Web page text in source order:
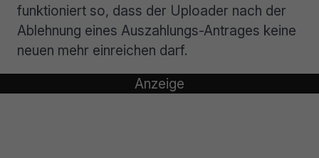
funktioniert so, dass der Uploader nach der
Ablehnung eines Auszahlungs-Antrages keine
neuen mehr einreichen darf.